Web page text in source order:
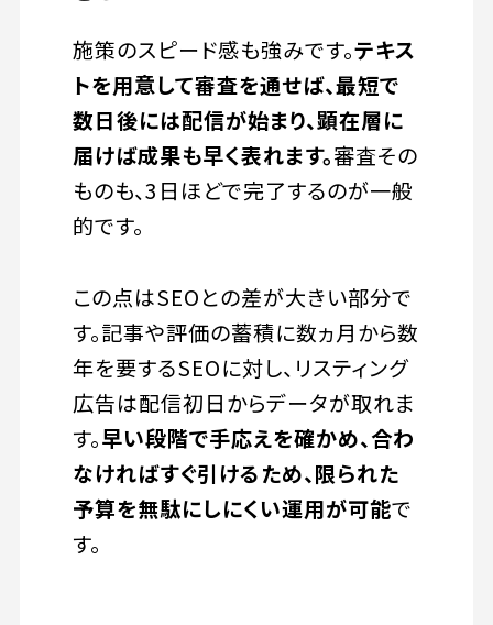
施策のスピード感も強みです。テキス
トを用意して審査を通せば、最短で
数日後には配信が始まり、顕在層に
届けば成果も早く表れます。審査その
ものも、3日ほどで完了するのが一般
的です。
この点はSEOとの差が大きい部分で
す。記事や評価の蓄積に数ヵ月から数
年を要するSEOに対し、リスティング
広告は配信初日からデータが取れま
す。早い段階で手応えを確かめ、合わ
なければすぐ引けるため、限られた
予算を無駄にしにくい運用が可能で
す。